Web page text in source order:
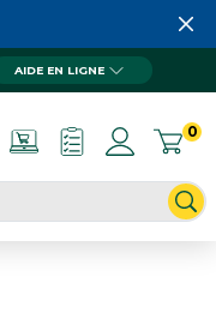
AIDE EN LIGNE
0